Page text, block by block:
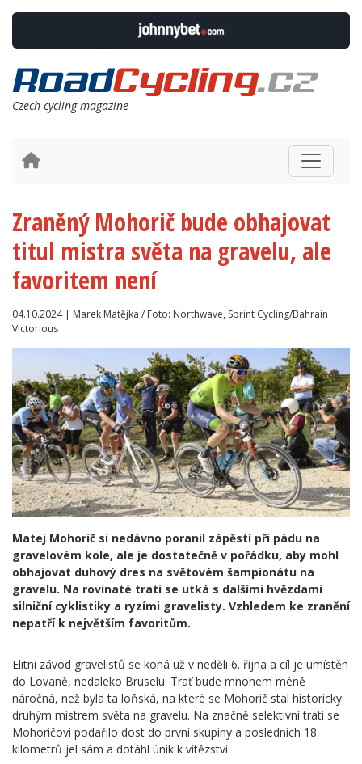
Czech cycling magazine
Zraněný Mohorič bude obhajovat
titul mistra světa na gravelu, ale
favoritem není
04.10.2024 | Marek Matějka / Foto: Northwave, Sprint Cycling/Bahrain
Victorious
Matej Mohorič si nedávno poranil zápěstí při pádu na
gravelovém kole, ale je dostatečně v pořádku, aby mohl
obhajovat duhový dres na světovém šampionátu na
gravelu. Na rovinaté trati se utká s dalšími hvězdami
silniční cyklistiky a ryzími gravelisty. Vzhledem ke zranění
nepatří k největším favoritům.
Elitní závod gravelistů se koná už v neděli 6. října a cíl je umístěn
do Lovaně, nedaleko Bruselu. Trať bude mnohem méně
náročná, než byla ta loňská, na které se Mohorič stal historicky
druhým mistrem světa na gravelu. Na značně selektivní trati se
Mohoričovi podařilo dost do první skupiny a posledních 18
kilometrů jel sám a dotáhl únik k vítězství.